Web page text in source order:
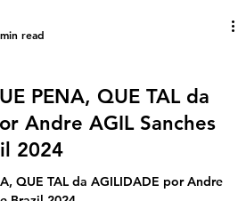
read